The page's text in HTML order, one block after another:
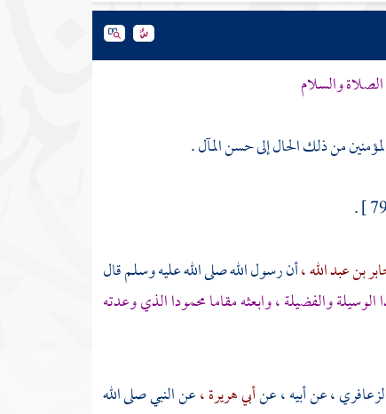
والسلام
من ذلك الحال إلى حسن المآل .
بن عبد الله ،أن رسول الله صلى الله عليه وسلم قال
الوسيلة والفضيلة ، وابعثه مقاما محمودا الذي وعدته
،عن أبيه ، عنأبي هريرة ،عن النبي صلى الله